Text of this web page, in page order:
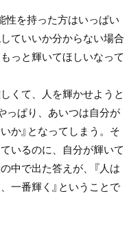
性を持った方はいっぱい
ていいか分からない場合
っと輝いてほしいなって
くて、人を輝かせようと
っぱり、あいつは自分が
か』となってしまう。そ
いるのに、自分が輝いて
中で出た答えが、『人は
一番輝く』ということで